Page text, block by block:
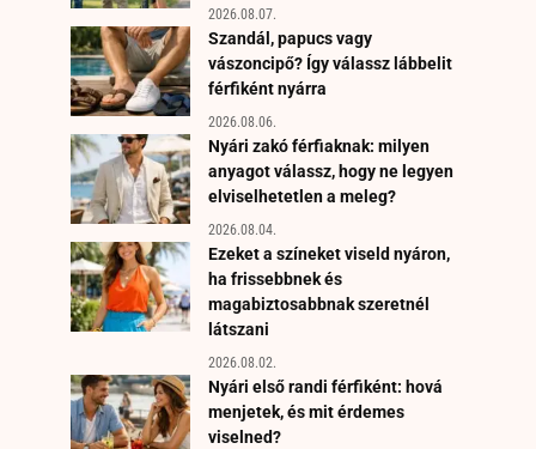
2026.08.07.
Szandál, papucs vagy
vászoncipő? Így válassz lábbelit
férfiként nyárra
2026.08.06.
Nyári zakó férfiaknak: milyen
anyagot válassz, hogy ne legyen
elviselhetetlen a meleg?
2026.08.04.
Ezeket a színeket viseld nyáron,
ha frissebbnek és
magabiztosabbnak szeretnél
látszani
2026.08.02.
Nyári első randi férfiként: hová
menjetek, és mit érdemes
viselned?